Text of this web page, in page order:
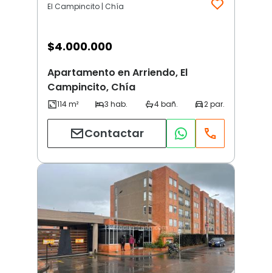
El Campincito | Chía
$4.000.000
Apartamento en Arriendo, El
Campincito, Chía
Contactar